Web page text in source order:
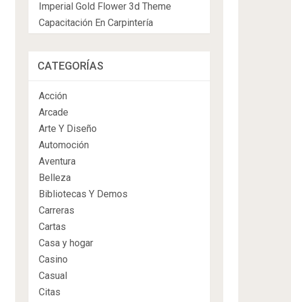
Imperial Gold Flower 3d Theme
Capacitación En Carpintería
CATEGORÍAS
Acción
Arcade
Arte Y Diseño
Automoción
Aventura
Belleza
Bibliotecas Y Demos
Carreras
Cartas
Casa y hogar
Casino
Casual
Citas